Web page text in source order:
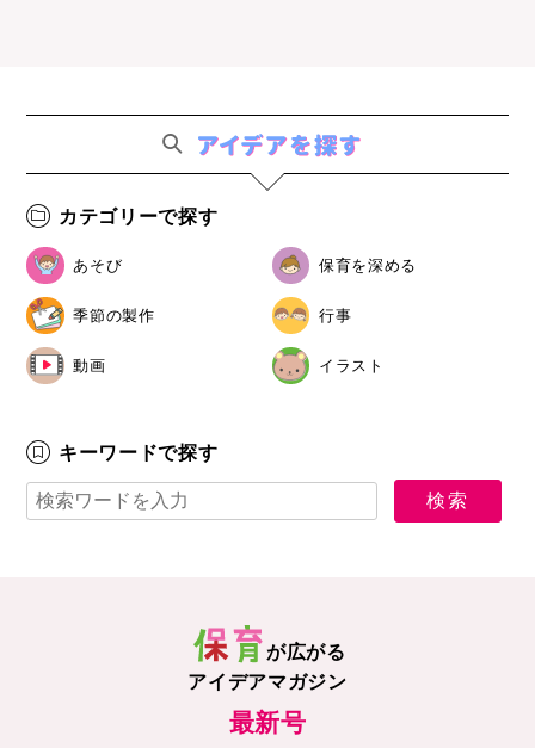
カテゴリーで探す
あそび 保育を深める
季節の製作 行事
動画 イラスト
キーワードで探す
が広がる
アイデアマガジン
最新号